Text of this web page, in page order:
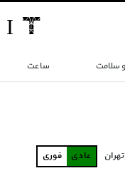
I
سلامت ساعت
عادی فوری